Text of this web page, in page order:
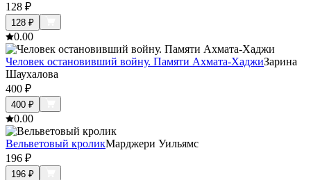
128 ₽
128 ₽
0.00
Человек остановивший войну. Памяти Ахмата-ХаджиЗарина
Шаухалова
400 ₽
400 ₽
0.00
Вельветовый кроликМарджери Уильямс
196 ₽
196 ₽